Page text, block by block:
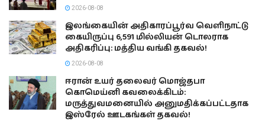
2026-08-08
இலங்கையின் அதிகாரப்பூர்வ வெளிநாட்டு
கையிருப்பு 6,591 மில்லியன் டொலராக
அதிகரிப்பு: மத்திய வங்கி தகவல்!
2026-08-08
ஈரான் உயர் தலைவர் மொஜ்தபா
கொமெய்னி கவலைக்கிடம்:
மருத்துவமனையில் அனுமதிக்கப்பட்டதாக
இஸ்ரேல் ஊடகங்கள் தகவல்!